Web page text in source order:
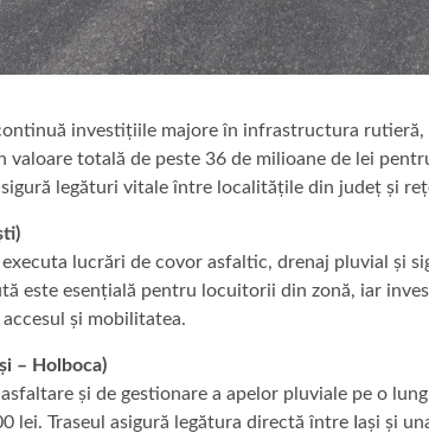
investițiile majore în infrastructura
valoare totală de peste 36 de milioane de lei
legături vitale între localitățile din județ și
lucrări de covor asfaltic, drenaj pluvial și
este esențială pentru locuitorii din zonă, iar
și mobilitatea.
– Holboca)
și de gestionare a apelor pluviale pe o
lei. Traseul asigură legătura directă între Iași și